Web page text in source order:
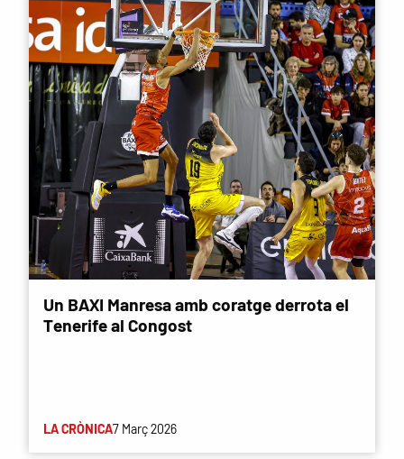
Un BAXI Manresa amb coratge derrota el
Tenerife al Congost
LA CRÒNICA7 Març 2026